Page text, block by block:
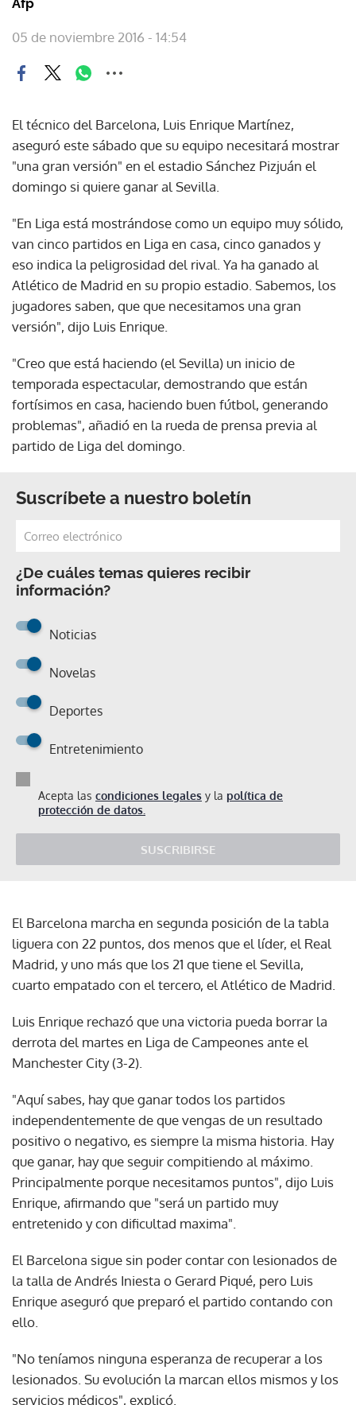
05 de noviembre 2016 - 14:54
El técnico del Barcelona, Luis Enrique Martínez,
aseguró este sábado que su equipo necesitará mostrar
"una gran versión" en el estadio Sánchez Pizjuán el
domingo si quiere ganar al Sevilla.
"En Liga está mostrándose como un equipo muy sólido,
van cinco partidos en Liga en casa, cinco ganados y
eso indica la peligrosidad del rival. Ya ha ganado al
Atlético de Madrid en su propio estadio. Sabemos, los
jugadores saben, que que necesitamos una gran
versión", dijo Luis Enrique.
"Creo que está haciendo (el Sevilla) un inicio de
temporada espectacular, demostrando que están
fortísimos en casa, haciendo buen fútbol, generando
problemas", añadió en la rueda de prensa previa al
partido de Liga del domingo.
Suscríbete a nuestro boletín
¿De cuáles temas quieres recibir
información?
Noticias
Novelas
Deportes
Entretenimiento
Acepta las condiciones legales y la política de
protección de datos.
SUSCRIBIRSE
El Barcelona marcha en segunda posición de la tabla
liguera con 22 puntos, dos menos que el líder, el Real
Madrid, y uno más que los 21 que tiene el Sevilla,
cuarto empatado con el tercero, el Atlético de Madrid.
Luis Enrique rechazó que una victoria pueda borrar la
derrota del martes en Liga de Campeones ante el
Manchester City (3-2).
"Aquí sabes, hay que ganar todos los partidos
independentemente de que vengas de un resultado
positivo o negativo, es siempre la misma historia. Hay
que ganar, hay que seguir compitiendo al máximo.
Principalmente porque necesitamos puntos", dijo Luis
Enrique, afirmando que "será un partido muy
entretenido y con dificultad maxima".
El Barcelona sigue sin poder contar con lesionados de
la talla de Andrés Iniesta o Gerard Piqué, pero Luis
Enrique aseguró que preparó el partido contando con
ello.
"No teníamos ninguna esperanza de recuperar a los
lesionados. Su evolución la marcan ellos mismos y los
servicios médicos", explicó.